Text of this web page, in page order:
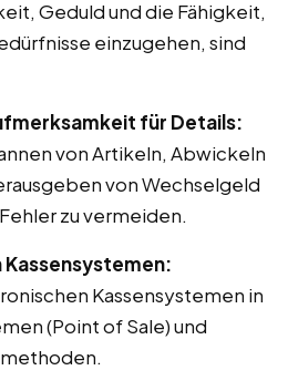
Geduld und die Fähigkeit,
einzugehen, sind
für Details:
von Artikeln, Abwickeln
von Wechselgeld
zu vermeiden.
Kassensystemen:
Kassensystemen in
(Point of Sale) und